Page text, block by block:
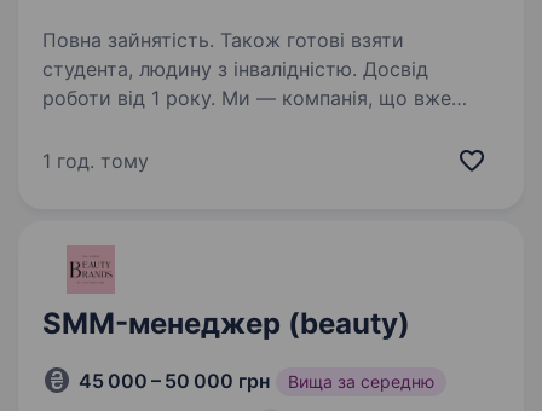
Повна зайнятість. Також готові взяти
студента, людину з інвалідністю. Досвід
роботи від 1 року. Ми — компанія, що вже
здоров’я та реабілітації в Україні. Наші
здоров’я — від ортопедичних виробів…
1 год. тому
SMM-менеджер (beauty)
45 000 – 50 000 грн Вища за середню